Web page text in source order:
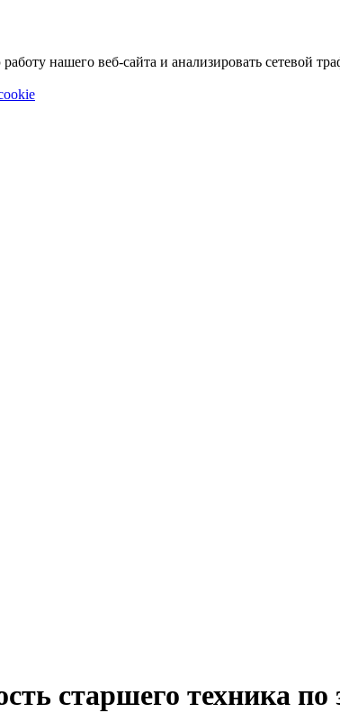
нашего веб-сайта и анализировать сетевой
старшего техника по